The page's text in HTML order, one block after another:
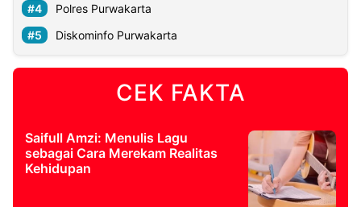
Polres Purwakarta
Diskominfo Purwakarta
CEK FAKTA
Saifull Amzi: Menulis Lagu
sebagai Cara Merekam Realitas
Kehidupan